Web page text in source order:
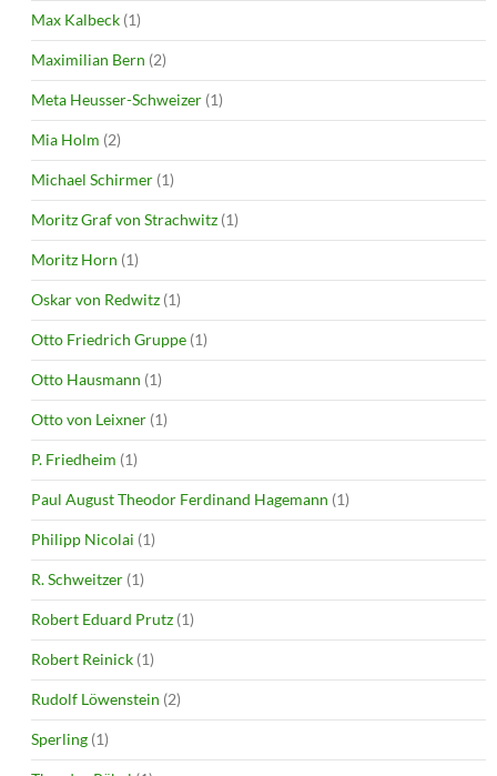
Max Kalbeck (1)
Maximilian Bern (2)
Meta Heusser-Schweizer (1)
Mia Holm (2)
Michael Schirmer (1)
Moritz Graf von Strachwitz (1)
Moritz Horn (1)
Oskar von Redwitz (1)
Otto Friedrich Gruppe (1)
Otto Hausmann (1)
Otto von Leixner (1)
P. Friedheim (1)
Paul August Theodor Ferdinand Hagemann (1)
Philipp Nicolai (1)
R. Schweitzer (1)
Robert Eduard Prutz (1)
Robert Reinick (1)
Rudolf Löwenstein (2)
Sperling (1)